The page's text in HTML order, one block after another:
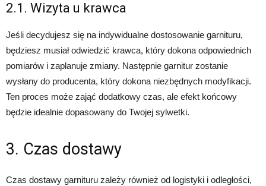
2.1. Wizyta u krawca
Jeśli decydujesz się na indywidualne dostosowanie garnituru,
będziesz musiał odwiedzić krawca, który dokona odpowiednich
pomiarów i zaplanuje zmiany. Następnie garnitur zostanie
wysłany do producenta, który dokona niezbędnych modyfikacji.
Ten proces może zająć dodatkowy czas, ale efekt końcowy
będzie idealnie dopasowany do Twojej sylwetki.
3. Czas dostawy
Czas dostawy garnituru zależy również od logistyki i odległości,